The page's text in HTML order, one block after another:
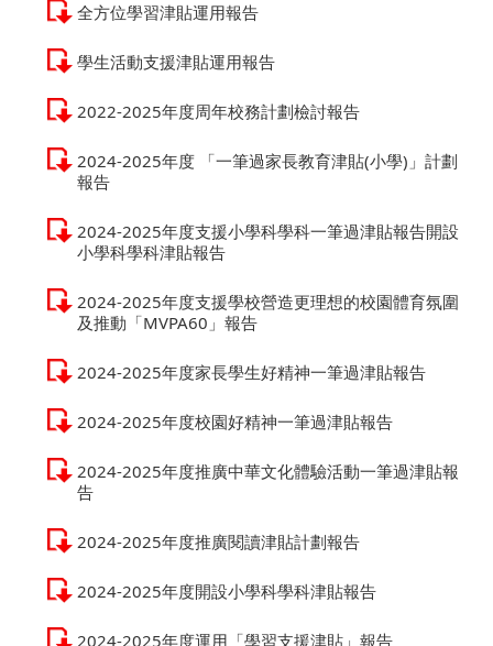
全方位學習津貼運用報告
學生活動支援津貼運用報告
2022-2025年度周年校務計劃檢討報告
2024-2025年度 「一筆過家長教育津貼(小學)」計劃
報告
2024-2025年度支援小學科學科一筆過津貼報告開設
小學科學科津貼報告
2024-2025年度支援學校營造更理想的校園體育氛圍
及推動「MVPA60」報告
2024-2025年度家長學生好精神一筆過津貼報告
2024-2025年度校園好精神一筆過津貼報告
2024-2025年度推廣中華文化體驗活動一筆過津貼報
告
2024-2025年度推廣閱讀津貼計劃報告
2024-2025年度開設小學科學科津貼報告
2024-2025年度運用「學習支援津貼」報告